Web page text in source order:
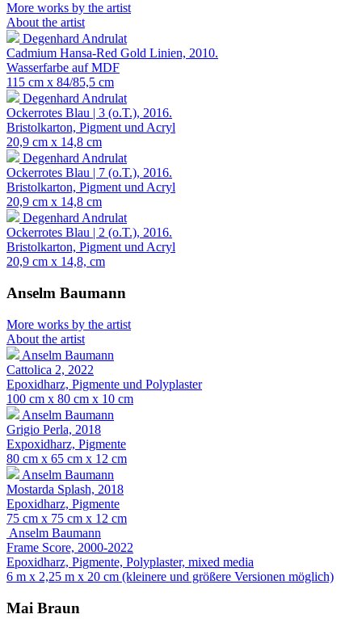
More works by the artist
About the artist
Degenhard Andrulat
Cadmium Hansa-Red Gold Linien, 2010.
Wasserfarbe auf MDF
115 cm x 84/85,5 cm
Degenhard Andrulat
Ockerrotes Blau | 3 (o.T.), 2016.
Bristolkarton, Pigment und Acryl
20,9 cm x 14,8 cm
Degenhard Andrulat
Ockerrotes Blau | 7 (o.T.), 2016.
Bristolkarton, Pigment und Acryl
20,9 cm x 14,8 cm
Degenhard Andrulat
Ockerrotes Blau | 2 (o.T.), 2016.
Bristolkarton, Pigment und Acryl
20,9 cm x 14,8, cm
Anselm Baumann
More works by the artist
About the artist
Anselm Baumann
Cattolica 2, 2022
Epoxidharz, Pigmente und Polyplaster
100 cm x 80 cm x 10 cm
Anselm Baumann
Grigio Perla, 2018
Expoxidharz, Pigmente
80 cm x 65 cm x 12 cm
Anselm Baumann
Mostarda Splash, 2018
Epoxidharz, Pigmente
75 cm x 75 cm x 12 cm
Anselm Baumann
Frame Score, 2000-2022
Epoxidharz, Pigmente, Polyplaster, mixed media
6 m x 2,25 m x 20 cm (kleinere und größere Versionen möglich)
Mai Braun